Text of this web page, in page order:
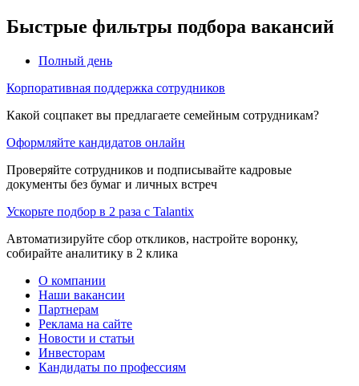
Быстрые фильтры подбора вакансий
Полный день
Корпоративная поддержка сотрудников
Какой соцпакет вы предлагаете семейным сотрудникам?
Оформляйте кандидатов онлайн
Проверяйте сотрудников и подписывайте кадровые
документы без бумаг и личных встреч
Ускорьте подбор в 2 раза с Talantix
Автоматизируйте сбор откликов, настройте воронку,
собирайте аналитику в 2 клика
О компании
Наши вакансии
Партнерам
Реклама на сайте
Новости и статьи
Инвесторам
Кандидаты по профессиям